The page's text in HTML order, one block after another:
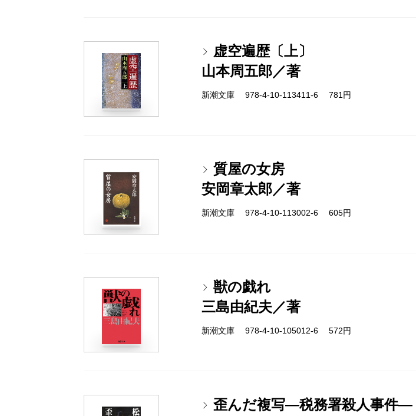
虚空遍歴〔上〕
山本周五郎／著
新潮文庫 978-4-10-113411-6 781円
質屋の女房
安岡章太郎／著
新潮文庫 978-4-10-113002-6 605円
獣の戯れ
三島由紀夫／著
新潮文庫 978-4-10-105012-6 572円
歪んだ複写―税務署殺人事件―